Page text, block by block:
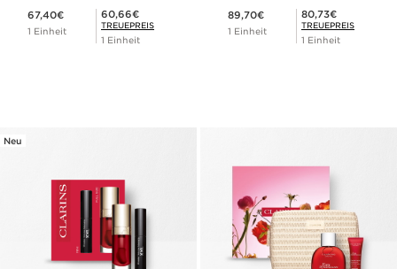
67,40€
1 Einheit
Mitgliederpreis 60,66€
60,66€
TREUEPREIS
1 Einheit
89,70€
1 Einheit
Mitgliederpreis 80,73€
80,73€
TREUEPREIS
1 Einheit
Neu